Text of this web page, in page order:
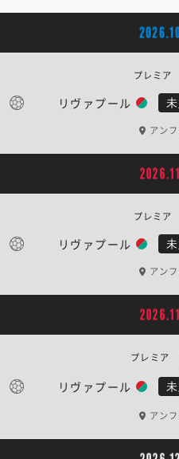
リヴァプール
プレミ
アン
リヴァプール
プレミ
アン
リヴァプール
プレミ
アン